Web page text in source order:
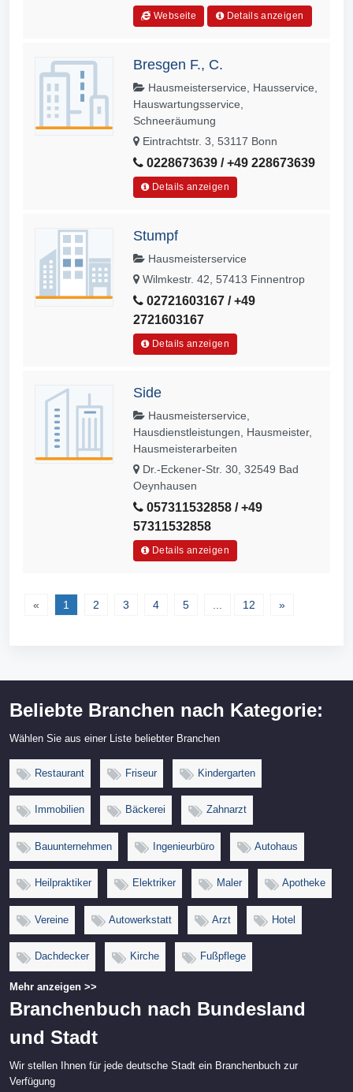
Webseite Details anzeigen
Bresgen F., C.
Hausmeisterservice, Hausservice,
Hauswartungsservice,
Schneeräumung
Eintrachtstr. 3, 53117 Bonn
0228673639 / +49 228673639
Details anzeigen
Stumpf
Hausmeisterservice
Wilmkestr. 42, 57413 Finnentrop
02721603167 / +49
2721603167
Details anzeigen
Side
Hausmeisterservice,
Hausdienstleistungen, Hausmeister,
Hausmeisterarbeiten
Dr.-Eckener-Str. 30, 32549 Bad
Oeynhausen
057311532858 / +49
57311532858
Details anzeigen
« 1 2 3 4 5 12 »
Beliebte Branchen nach Kategorie:
Wählen Sie aus einer Liste beliebter Branchen
Restaurant Friseur Kindergarten
Immobilien Bäckerei Zahnarzt
Bauunternehmen Ingenieurbüro Autohaus
Heilpraktiker Elektriker Maler Apotheke
Vereine Autowerkstatt Arzt Hotel
Dachdecker Kirche Fußpflege
Mehr anzeigen >>
Branchenbuch nach Bundesland
und Stadt
Wir stellen Ihnen für jede deutsche Stadt ein Branchenbuch zur
Verfügung